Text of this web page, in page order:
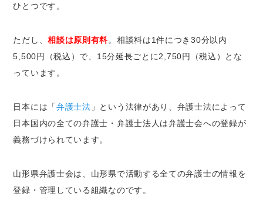
ひとつです。
ただし、相談は原則有料。 相談料は1件につき30分以内
5,500円（税込）で、15分延長ごとに2,750円（税込）とな
っています 。
日本には「弁護士法 」という法律があり、弁護士法によって
日本国内の全ての弁護士・弁護士法人は弁護士会への登録が
義務づけられています。
山形県弁護士会は、 山形県で活動する全ての弁護士の情報を
登録・管理している組織なのです。